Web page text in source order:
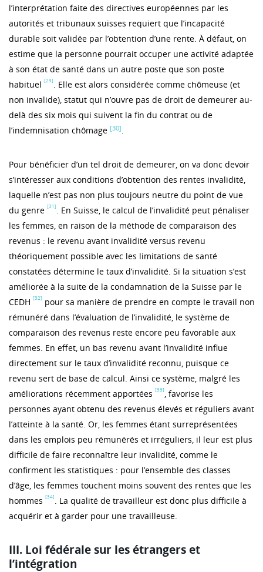
l’interprétation faite des directives européennes par les
autorités et tribunaux suisses requiert que l’incapacité
durable soit validée par l’obtention d’une rente. À défaut, on
estime que la personne pourrait occuper une activité adaptée
à son état de santé dans un autre poste que son poste
habituel [29] . Elle est alors considérée comme chômeuse (et
non invalide), statut qui n’ouvre pas de droit de demeurer au-
delà des six mois qui suivent la fin du contrat ou de
l’indemnisation chômage [30].
Pour bénéficier d’un tel droit de demeurer, on va donc devoir
s’intéresser aux conditions d’obtention des rentes invalidité,
laquelle n’est pas non plus toujours neutre du point de vue
du genre [31] . En Suisse, le calcul de l’invalidité peut pénaliser
les femmes, en raison de la méthode de comparaison des
revenus : le revenu avant invalidité versus revenu
théoriquement possible avec les limitations de santé
constatées détermine le taux d’invalidité. Si la situation s’est
améliorée à la suite de la condamnation de la Suisse par le
CEDH [32] pour sa manière de prendre en compte le travail non
rémunéré dans l’évaluation de l’invalidité, le système de
comparaison des revenus reste encore peu favorable aux
femmes. En effet, un bas revenu avant l’invalidité influe
directement sur le taux d’invalidité reconnu, puisque ce
revenu sert de base de calcul. Ainsi ce système, malgré les
améliorations récemment apportées [33] , favorise les
personnes ayant obtenu des revenus élevés et réguliers avant
l’atteinte à la santé. Or, les femmes étant surreprésentées
dans les emplois peu rémunérés et irréguliers, il leur est plus
difficile de faire reconnaître leur invalidité, comme le
confirment les statistiques : pour l’ensemble des classes
d’âge, les femmes touchent moins souvent des rentes que les
hommes [34] . La qualité de travailleur est donc plus difficile à
acquérir et à garder pour une travailleuse.
III. Loi fédérale sur les étrangers et
l’intégration